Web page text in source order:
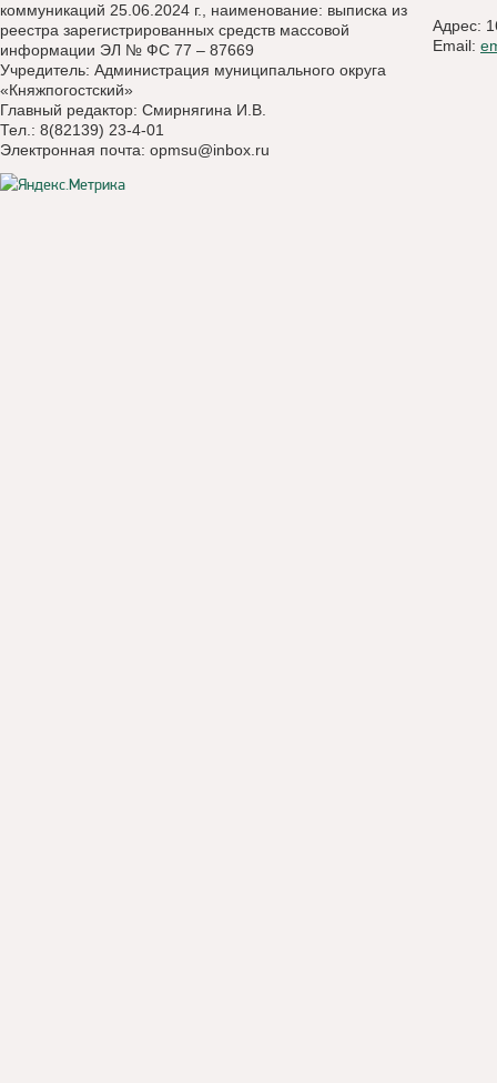
коммуникаций 25.06.2024 г., наименование: выписка из
реестра зарегистрированных средств массовой
информации ЭЛ № ФС 77 – 87669
Учредитель: Администрация муниципального округа
«Княжпогостский»
Главный редактор: Смирнягина И.В.
Тел.: 8(82139) 23-4-01
Электронная почта: opmsu@inbox.ru
Адрес:
Email: